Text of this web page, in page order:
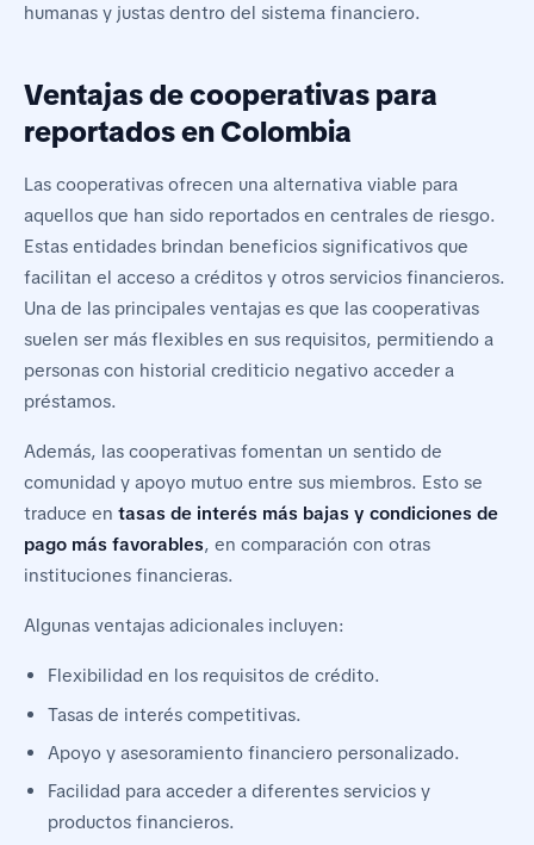
humanas y justas dentro del sistema financiero.
Ventajas de cooperativas para
reportados en Colombia
Las cooperativas ofrecen una alternativa viable para
aquellos que han sido reportados en centrales de riesgo.
Estas entidades brindan beneficios significativos que
facilitan el acceso a créditos y otros servicios financieros.
Una de las principales ventajas es que las cooperativas
suelen ser más flexibles en sus requisitos, permitiendo a
personas con historial crediticio negativo acceder a
préstamos.
Además, las cooperativas fomentan un sentido de
comunidad y apoyo mutuo entre sus miembros. Esto se
traduce en tasas de interés más bajas y condiciones de
pago más favorables, en comparación con otras
instituciones financieras.
Algunas ventajas adicionales incluyen:
Flexibilidad en los requisitos de crédito.
Tasas de interés competitivas.
Apoyo y asesoramiento financiero personalizado.
Facilidad para acceder a diferentes servicios y
productos financieros.